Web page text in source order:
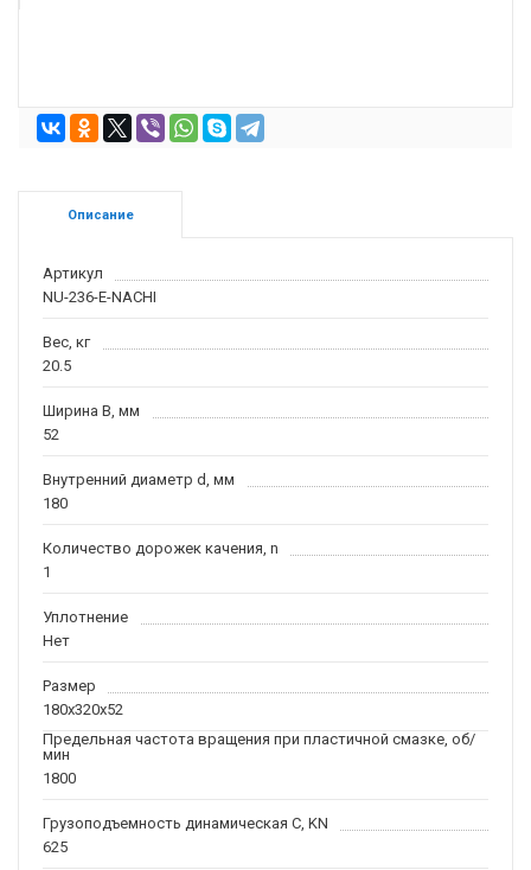
Описание
Артикул
NU-236-E-NACHI
Вес, кг
20.5
Ширина B, мм
52
Внутренний диаметр d, мм
180
Количество дорожек качения, n
1
Уплотнение
Нет
Размер
180x320x52
Предельная частота вращения при пластичной смазке, об/
мин
1800
Грузоподъемность динамическая C, KN
625